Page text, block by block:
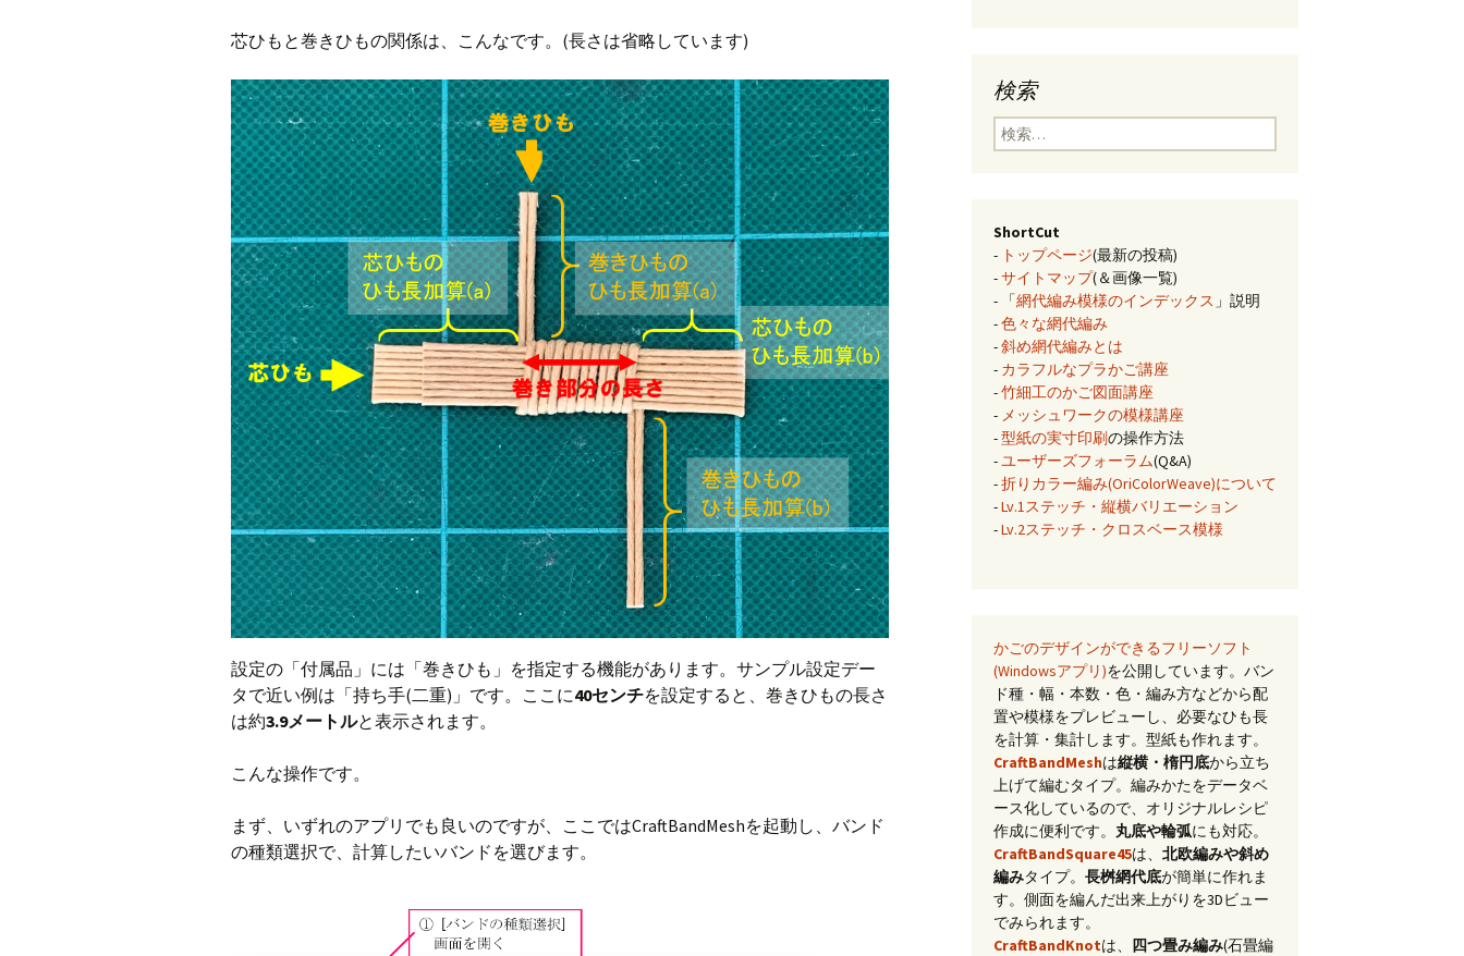
クロスベースのステッ
チ・2色の組合せ模様
芯ひもと巻きひもの関係は、こんなです。(長さは省略しています)
設定の「付属品」には「巻きひも」を指定する機能があります。サンプル設定デー
タで近い例は「持ち手(二重)」です。ここに40センチを設定すると、巻きひもの長さ
は約3.9メートルと表示されます。
こんな操作です。
まず、いずれのアプリでも良いのですが、ここではCraftBandMeshを起動し、バンド
の種類選択で、計算したいバンドを選びます。
検索
検
索:
ShortCut
- トップページ(最新の投稿)
-サイトマップ(＆画像一覧)
- 「網代編み模様のインデックス 」説明
-色々な網代編み
-斜め網代編みとは
- カラフルなプラかご講座
-竹細工のかご図面講座
- メッシュワークの模様講座
-型紙の実寸印刷の操作方法
-ユーザーズフォーラム(Q&A)
-折りカラー編み(OriColorWeave)について
-Lv.1ステッチ・縦横バリエーション
-Lv.2ステッチ・クロスベース模様
かごのデザインができるフリーソフト
(Windowsアプリ)を公開しています。バン
ド種・幅・本数・色・編み方などから配
置や模様をプレビューし、必要なひも長
を計算・集計します。型紙も作れます。
CraftBandMeshは縦横・楕円底から立ち
上げて編むタイプ。編みかたをデータベ
ース化しているので、オリジナルレシピ
作成に便利です。 丸底や輪弧にも対応。
CraftBandSquare45は、 北欧編みや斜め
編みタイプ。 長桝網代底が簡単に作れま
す。側面を編んだ出来上がりを3Dビュー
でみられます。
CraftBandKnotは、 四つ畳み編み(石畳編